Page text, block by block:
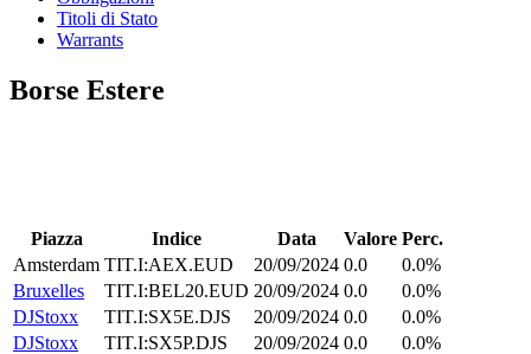
Titoli di Stato
Warrants
Borse Estere
Piazza Indice Data Valore Perc.
Amsterdam TIT.I:AEX.EUD 20/09/2024 0.0
0.0%
Bruxelles
TIT.I:BEL20.EUD 20/09/2024 0.0
0.0%
DJStoxx
TIT.I:SX5E.DJS 20/09/2024 0.0
0.0%
DJStoxx
TIT.I:SX5P.DJS 20/09/2024 0.0
0.0%